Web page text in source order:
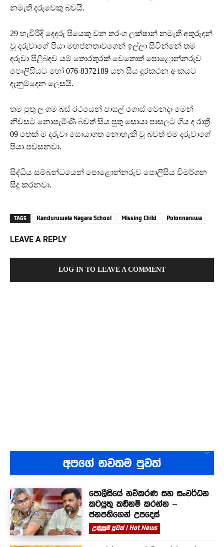
නමැති දරුවෙකු බවයි.
29 හැවිරිදි දෙදරු පියෙකු වන තරංග ලක්ෂාන් නමැති අතුරුදන්
වූ දරුවාගේ පියා මහජනතාවගෙන් ඉල්ලා සිටින්නේ තම
දරුවා පිළිබඳව යම් තොරතුරක් වෙතොත් පොළොන්නරුව
පොලිසියට හෝ 076-8372189 යන සිය දූරකථන අංකයට
දැනුම්දෙන ලෙසයි.
තම පුතු ලංගම බස් රථයෙන් පාසල් ගොස් වෙනදා මෙන්
නිවසට නොපැමිණි බවත් සිය පුතු සොයා පාසලට ගිය ද රාත්‍රී
09 තෙක් ම දරුවා සොයාගත නොහැකි වූ බවත් එම දරුවාගේ
පියා පවසනවා.
සිද්ධිය සම්බන්ධයෙන් පොළොන්නරුව පොලිසිය විමර්ශන
සිදු කරනවා.
TAGS Kanduruwela Nagara School Missing Child Polonnaruwa
LEAVE A REPLY
LOG IN TO LEAVE A COMMENT
අපගේ නවතම පුවත්
පොලීසියේ නවීකරණ සහ සංවර්ධන
කටයුතු කඩිනම් කරන්න –
ජනපතිගෙන් උපදෙස්
උණුසුම් පුවත් | Hot News